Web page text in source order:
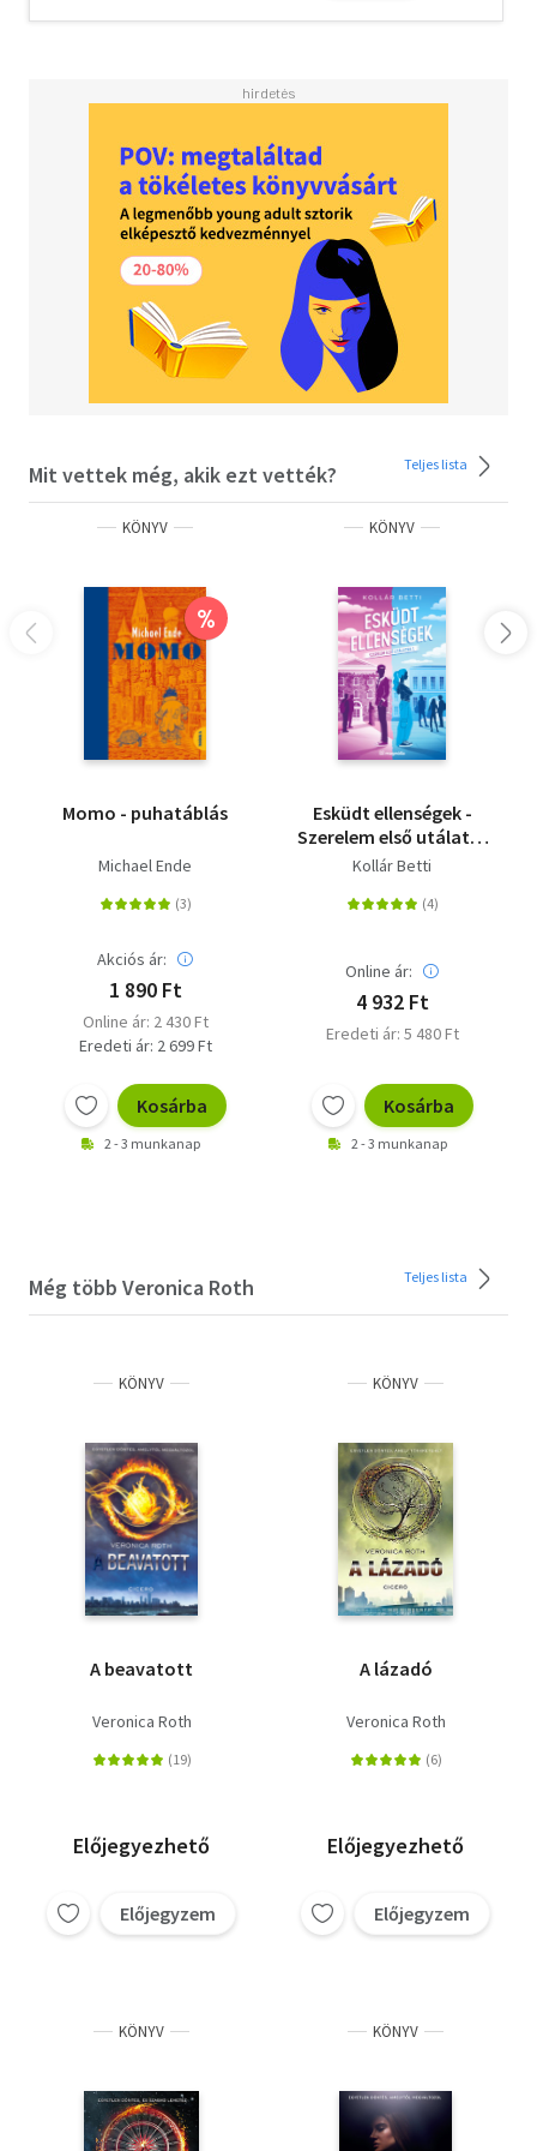
Olvasd el mások véleményét is!
Mit vettek még, akik ezt vették? Teljes lista
KÖNYV
%
Momo - puhatáblás
Michael Ende
Akciós ár:
1 890 Ft
Online ár: 2 430 Ft
Eredeti ár: 2 699 Ft
Kosárba
2 - 3 munkanap
KÖNYV
Esküdt ellenségek -
Szerelem első utálatra
1. - (Különleges kiadás)
Kollár Betti
Online ár:
4 932 Ft
Eredeti ár: 5 480 Ft
Kosárba
2 - 3 munkanap
Még több Veronica Roth Teljes lista
KÖNYV
A beavatott
Veronica Roth
Előjegyezhető
Előjegyzem
KÖNYV
A lázadó
Veronica Roth
Előjegyezhető
Előjegyzem
KÖNYV KÖNYV